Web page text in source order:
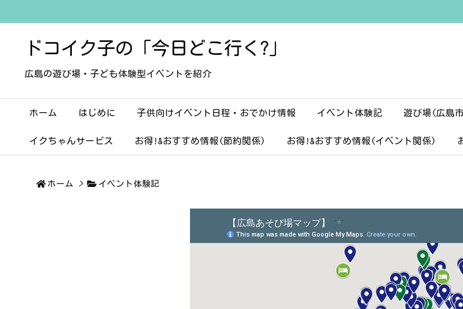
ドコイク子の「今日どこ行く?」
広島の遊び場・子ども体験型イベントを紹介
ホーム はじめに 子供向けイベント日程・おでかけ情報 イベント体験記 遊び場(広島
イクちゃんサービス お得!&おすすめ情報(節約関係) お得!&おすすめ情報(イベント関係)
ホーム > イベント体験記